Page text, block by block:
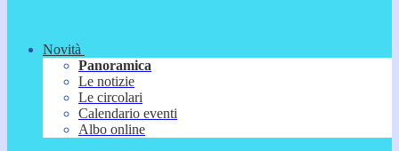
Novità
Panoramica
Le notizie
Le circolari
Calendario eventi
Albo online